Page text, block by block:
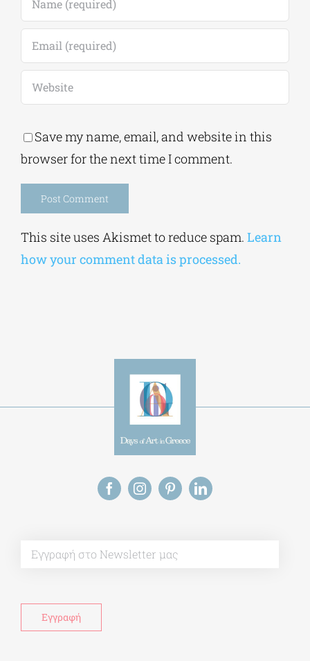
Save my name, email, and website in this
browser for the next time I comment.
This site uses Akismet to reduce spam. Learn
how your comment data is processed.